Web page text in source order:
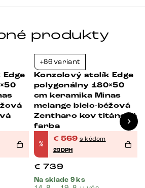
produkty
+86 variant
Konzolový stolík Edge
polygonálny 180×50
cm keramika Minas
melange bielo-béžová
Zentharo kov titánová
farba
%
€ 569 s kódom
23DPH
€ 739
Na sklade 9 ks